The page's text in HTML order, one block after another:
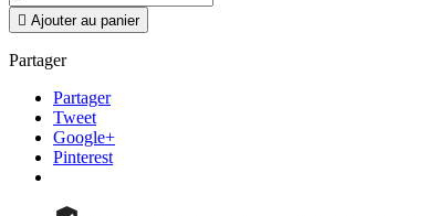
 Ajouter au panier
Partager
Partager
Tweet
Google+
Pinterest